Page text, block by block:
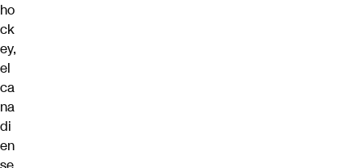
ho
ck
ey,
el
ca
na
di
en